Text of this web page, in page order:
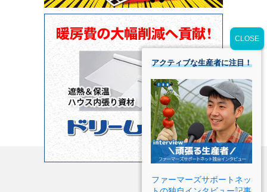
アクティブな生産者に注目！
ファーマーズサポートネッ